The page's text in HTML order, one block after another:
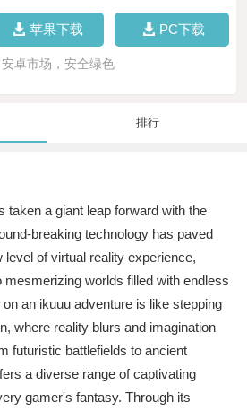
苹果下载 PC下载
安卓市场，安全绿色
排行
taken a giant leap forward with the
breaking technology has paved
level of virtual reality experience,
mesmerizing worlds filled with endless
an ikuuu adventure is like stepping
where reality blurs and imagination
futuristic battlefields to ancient
a diverse range of captivating
gamer's fantasy. Through its